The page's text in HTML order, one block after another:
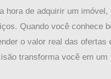
hora de adquirir um imóvel,
Quando você conhece
o valor real das ofertas
transforma você em um